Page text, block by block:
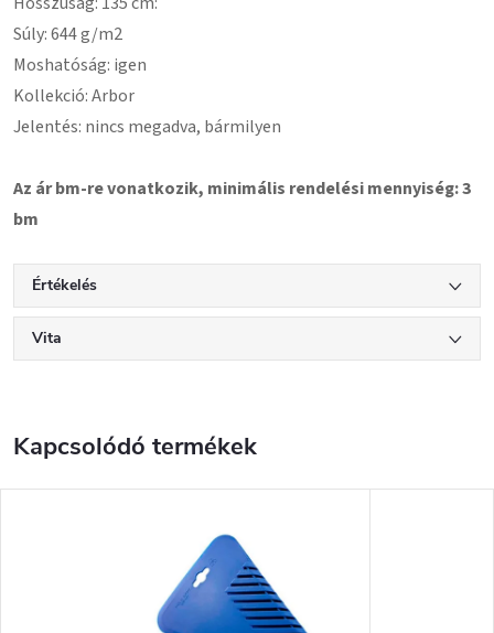
Súly: 644 g/m2
Moshatóság: igen
Kollekció: Arbor
Jelentés: nincs megadva, bármilyen
Az ár bm-re vonatkozik, minimális rendelési mennyiség: 3
bm
Értékelés
Vita
Kapcsolódó termékek